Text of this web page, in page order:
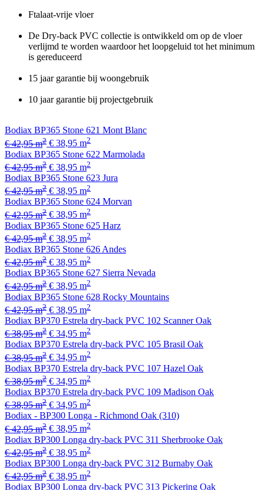
Ftalaat-vrije vloer
De Dry-back PVC collectie is ontwikkeld om op de vloer
verlijmd te worden waardoor het loopgeluid tot het minimum
is gereduceerd
15 jaar garantie bij woongebruik
10 jaar garantie bij projectgebruik
Bodiax BP365 Stone 621 Mont Blanc
€ 42,95 m2 € 38,95 m2
Bodiax BP365 Stone 622 Marmolada
€ 42,95 m2 € 38,95 m2
Bodiax BP365 Stone 623 Jura
€ 42,95 m2 € 38,95 m2
Bodiax BP365 Stone 624 Morvan
€ 42,95 m2 € 38,95 m2
Bodiax BP365 Stone 625 Harz
€ 42,95 m2 € 38,95 m2
Bodiax BP365 Stone 626 Andes
€ 42,95 m2 € 38,95 m2
Bodiax BP365 Stone 627 Sierra Nevada
€ 42,95 m2 € 38,95 m2
Bodiax BP365 Stone 628 Rocky Mountains
€ 42,95 m2 € 38,95 m2
Bodiax BP370 Estrela dry-back PVC 102 Scanner Oak
€ 38,95 m2 € 34,95 m2
Bodiax BP370 Estrela dry-back PVC 105 Brasil Oak
€ 38,95 m2 € 34,95 m2
Bodiax BP370 Estrela dry-back PVC 107 Hazel Oak
€ 38,95 m2 € 34,95 m2
Bodiax BP370 Estrela dry-back PVC 109 Madison Oak
€ 38,95 m2 € 34,95 m2
Bodiax - BP300 Longa - Richmond Oak (310)
€ 42,95 m2 € 38,95 m2
Bodiax BP300 Longa dry-back PVC 311 Sherbrooke Oak
€ 42,95 m2 € 38,95 m2
Bodiax BP300 Longa dry-back PVC 312 Burnaby Oak
€ 42,95 m2 € 38,95 m2
Bodiax BP300 Longa dry-back PVC 313 Pickering Oak